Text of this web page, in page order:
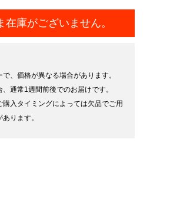
在庫がございません。
で、価格が異なる場合があります。
、通常1週間前後でのお届けです。
購入タイミングによっては欠品でご用
ります。